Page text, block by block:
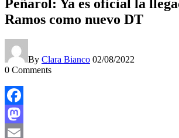
Peñarol: Ya es oficial la
Ramos como nuevo DT
By Clara Bianco 02/08/2022
0 Comments
Facebook
Mastodon